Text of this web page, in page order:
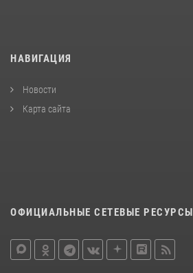
НАВИГАЦИЯ
Новости
Карта сайта
ОФИЦИАЛЬНЫЕ СЕТЕВЫЕ РЕСУРСЫ